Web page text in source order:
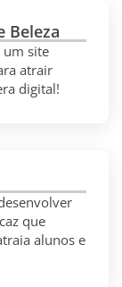
Beleza
um site
atrair
digital!
que
alunos e